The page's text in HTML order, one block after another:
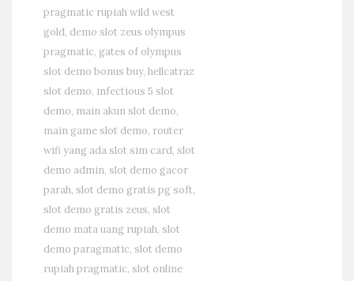
pragmatic rupiah wild west
gold, demo slot zeus olympus
pragmatic, gates of olympus
slot demo bonus buy, hellcatraz
slot demo, infectious 5 slot
demo, main akun slot demo,
main game slot demo, router
wifi yang ada slot sim card, slot
demo admin, slot demo gacor
parah, slot demo gratis pg soft,
slot demo gratis zeus, slot
demo mata uang rupiah, slot
demo paragmatic, slot demo
rupiah pragmatic, slot online